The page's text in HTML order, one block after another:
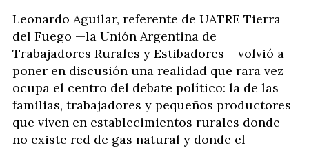
Leonardo Aguilar, referente de UATRE Tierra
del Fuego —la Unión Argentina de
Trabajadores Rurales y Estibadores— volvió a
poner en discusión una realidad que rara vez
ocupa el centro del debate político: la de las
familias, trabajadores y pequeños productores
que viven en establecimientos rurales donde
no existe red de gas natural y donde el